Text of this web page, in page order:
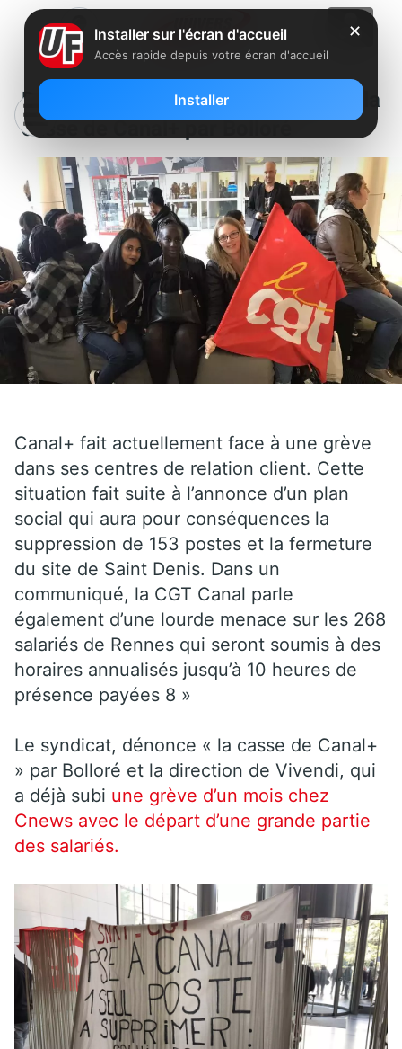
Des salariés en grève dénoncent la
casse de Canal+ par Bolloré
Canal+ fait actuellement face à une grève
dans ses centres de relation client. Cette
situation fait suite à l’annonce d’un plan
social qui aura pour conséquences la
suppression de 153 postes et la fermeture
du site de Saint Denis. Dans un
communiqué, la CGT Canal parle
également d’une lourde menace sur les 268
salariés de Rennes qui seront soumis à des
horaires annualisés jusqu’à 10 heures de
présence payées 8 »
Le syndicat, dénonce « la casse de Canal+
» par Bolloré et la direction de Vivendi, qui
a déjà subi une grève d’un mois chez
Cnews avec le départ d’une grande partie
des salariés.
✕
Installer sur l'écran d'accueil
Accès rapide depuis votre écran d'accueil
Installer